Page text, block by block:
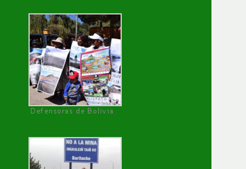
Defensoras de Bolivia